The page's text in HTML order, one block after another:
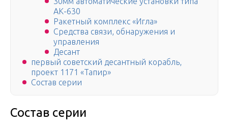
АК-630
Ракетный комплекс «Игла»
Средства связи, обнаружения и
управления
Десант
первый советский десантный корабль,
проект 1171 «Тапир»
Состав серии
Состав серии